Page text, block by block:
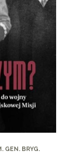
GEN. BRYG.